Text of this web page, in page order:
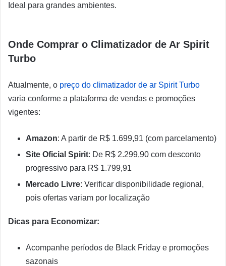
Ideal para grandes ambientes.
Onde Comprar o Climatizador de Ar Spirit
Turbo
Atualmente, o preço do climatizador de ar Spirit Turbo
varia conforme a plataforma de vendas e promoções
vigentes:
Amazon: A partir de R$ 1.699,91 (com parcelamento)
Site Oficial Spirit: De R$ 2.299,90 com desconto
progressivo para R$ 1.799,91
Mercado Livre: Verificar disponibilidade regional,
pois ofertas variam por localização
Dicas para Economizar:
Acompanhe períodos de Black Friday e promoções
sazonais